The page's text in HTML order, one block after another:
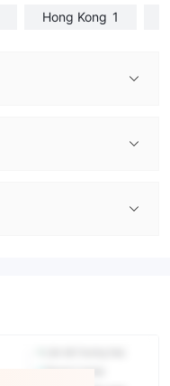
Hong Kong 1